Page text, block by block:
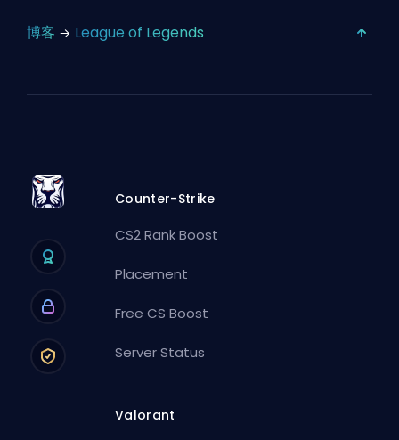
博客 League of Legends
Counter-Strike
CS2 Rank Boost
Placement
Free CS Boost
Server Status
Valorant